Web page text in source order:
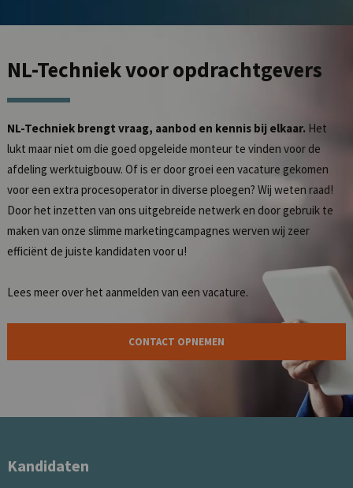
NL-Techniekvoor opdrachtgevers
NL-Techniek brengt vraag, aanbod en kennis bij elkaar. Het
lukt maar niet om die goed opgeleide monteur te vinden voor de
afdeling werktuigbouw. Of is er door groei een vacature gekomen
voor een extra procesoperator in diverse ploegen? Wij weten raad!
Door het inzetten van ons uitgebreide netwerk en door gebruik te
maken van onze slimme marketingcampagnes werven wij zeer
efficiënt de juiste kandidaten voor u!
Lees meer over het aanmelden van een vacature.
CONTACT OPNEMEN
Kandidaten